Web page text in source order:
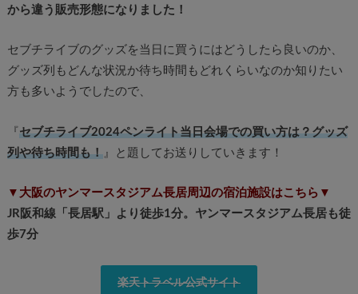
から違う販売形態になりました！
セブチライブのグッズを当日に買うにはどうしたら良いのか、
グッズ列もどんな状況か待ち時間もどれくらいなのか知りたい
方も多いようでしたので、
『 セブチライブ2024ペンライト当日会場での買い方は？グッズ
列や待ち時間も！』と題してお送りしていきます！
▼大阪のヤンマースタジアム長居周辺の宿泊施設はこちら▼
JR阪和線「長居駅」より徒歩1分。ヤンマースタジアム長居も徒
歩7分
楽天トラベル公式サイト